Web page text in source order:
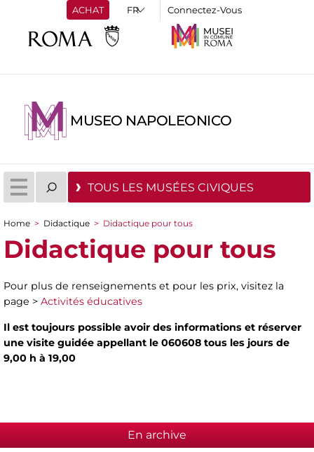
ACHAT Connectez-Vous
MUSEO NAPOLEONICO
TOUS LES MUSÉES CIVIQUES
You are here
Home > Didactique > Didactique pour tous
Didactique pour tous
Pour plus de renseignements et pour les prix, visitez la
page > Activités éducatives
Il est toujours possible avoir des informations et réserver
une visite guidée appellant le 060608 tous les jours de
9,00 h à 19,00
En archive